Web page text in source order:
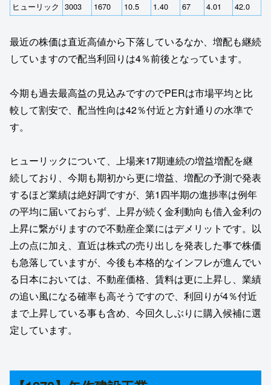
ヒューリック 3003 1670 10.5 1.40 67 4.01 42.0
最近の株価は直近高値から下落しているなか、増配も継続
していますので配当利回りは4％前後となっています。
今期も過去最高益の見込みですのでPERは市場平均と比
較して割安で、配当性向は42％付近と方針通りの水準で
す。
ヒューリックについて、上場来17期連続の増益増配を継
続しており、今期も期初から更に増益、増配の予測で発表
するほど業績は絶好調ですが、第1四半期の進捗率は例年
の平均に届いておらず、上昇が続く金利動向も借入金利の
上昇に繋がりますので不動産企業にはデメリットです。以
上の点に加え、直近は株式の売り出しを発表した事で株価
も急落していますが、今後も本格的なインフレが進んでい
る日本においては、不動産価格、賃料は更に上昇し、業績
の追い風になる確率も高そうですので、利回りが4％付近
まで上昇している事も含め、今回久しぶりに購入候補に選
定しています。